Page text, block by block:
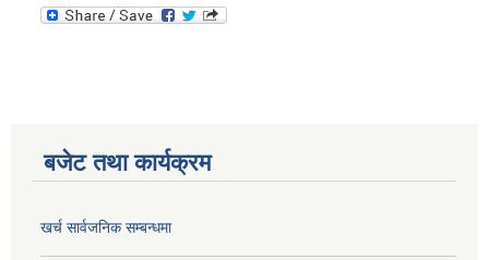
बजेट तथा कार्यक्रम
खर्च सार्वजनिक सम्बन्धमा